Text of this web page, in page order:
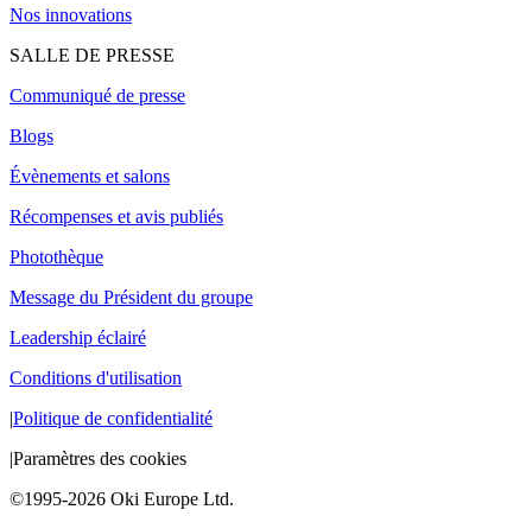
Nos innovations
SALLE DE PRESSE
Communiqué de presse
Blogs
Évènements et salons
Récompenses et avis publiés
Photothèque
Message du Président du groupe
Leadership éclairé
Conditions d'utilisation
|Politique de confidentialité
|Paramètres des cookies
©1995-2026 Oki Europe Ltd.